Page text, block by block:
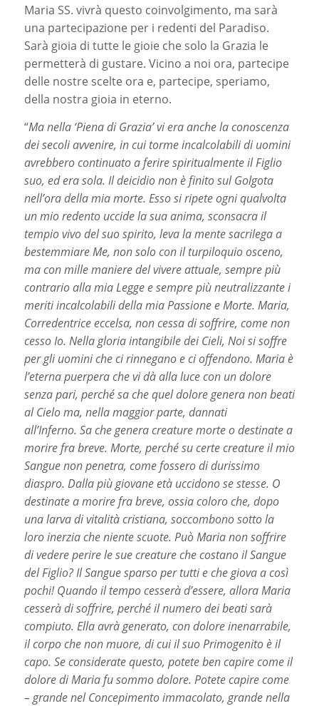
Maria SS. vivrà questo coinvolgimento, ma sarà
una partecipazione per i redenti del Paradiso.
Sarà gioia di tutte le gioie che solo la Grazia le
permetterà di gustare. Vicino a noi ora, partecipe
delle nostre scelte ora e, partecipe, speriamo,
della nostra gioia in eterno.
“Ma nella ‘Piena di Grazia’ vi era anche la conoscenza
dei secoli avvenire, in cui torme incalcolabili di uomini
avrebbero continuato a ferire spiritualmente il Figlio
suo, ed era sola. Il deicidio non è finito sul Golgota
nell’ora della mia morte. Esso si ripete ogni qualvolta
un mio redento uccide la sua anima, sconsacra il
tempio vivo del suo spirito, leva la mente sacrilega a
bestemmiare Me, non solo con il turpiloquio osceno,
ma con mille maniere del vivere attuale, sempre più
contrario alla mia Legge e sempre più neutralizzante i
meriti incalcolabili della mia Passione e Morte. Maria,
Corredentrice eccelsa, non cessa di soffrire, come non
cesso Io. Nella gloria intangibile dei Cieli, Noi si soffre
per gli uomini che ci rinnegano e ci offendono. Maria è
l’eterna puerpera che vi dà alla luce con un dolore
senza pari, perché sa che quel dolore genera non beati
al Cielo ma, nella maggior parte, dannati
all’Inferno. Sa che genera creature morte o destinate a
morire fra breve. Morte, perché su certe creature il mio
Sangue non penetra, come fossero di durissimo
diaspro. Dalla più giovane età uccidono se stesse. O
destinate a morire fra breve, ossia coloro che, dopo
una larva di vitalità cristiana, soccombono sotto la
loro inerzia che niente scuote. Può Maria non soffrire
di vedere perire le sue creature che costano il Sangue
del Figlio? Il Sangue sparso per tutti e che giova a così
pochi! Quando il tempo cesserà d’essere, allora Maria
cesserà di soffrire, perché il numero dei beati sarà
compiuto. Ella avrà generato, con dolore inenarrabile,
il corpo che non muore, di cui il suo Primogenito è il
capo. Se considerate questo, potete ben capire come il
dolore di Maria fu sommo dolore. Potete capire come
– grande nel Concepimento immacolato, grande nella